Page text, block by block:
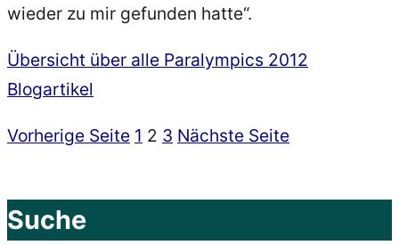
wieder zu mir gefunden hatte“.
Übersicht über alle Paralympics 2012
Blogartikel
Seitennummerierung
Beiträge
Vorherige Seite Seite
1 Seite
2 Seite
3 Nächste Seite
Suche